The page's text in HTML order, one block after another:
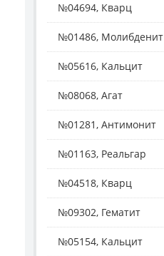
№04694, Кварц
№01486, Молибденит
№05616, Кальцит
№08068, Агат
№01281, Антимонит
№01163, Реальгар
№04518, Кварц
№09302, Гематит
№05154, Кальцит